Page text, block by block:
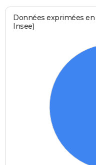
Données exprimées
Insee)